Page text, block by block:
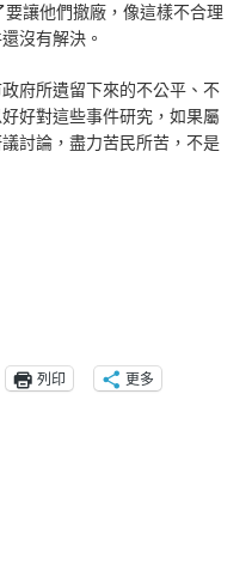
讓他們撤廠，像這樣不合理
沒有解決。
府所遺留下來的不公平、不
好對這些事件研究，如果屬
討論，盡力苦民所苦，不是
列印 更多